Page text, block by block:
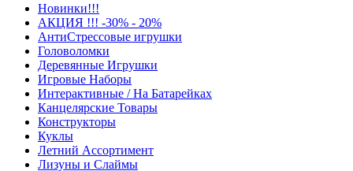
Новинки!!!
АКЦИЯ !!! -30% - 20%
АнтиСтрессовые игрушки
Головоломки
Деревянные Игрушки
Игровые Наборы
Интерактивные / На Батарейках
Канцелярские Товары
Конструкторы
Куклы
Летний Ассортимент
Лизуны и Слаймы